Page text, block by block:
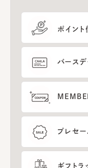
ポイン
バースデ
プレセ
ギフトラ